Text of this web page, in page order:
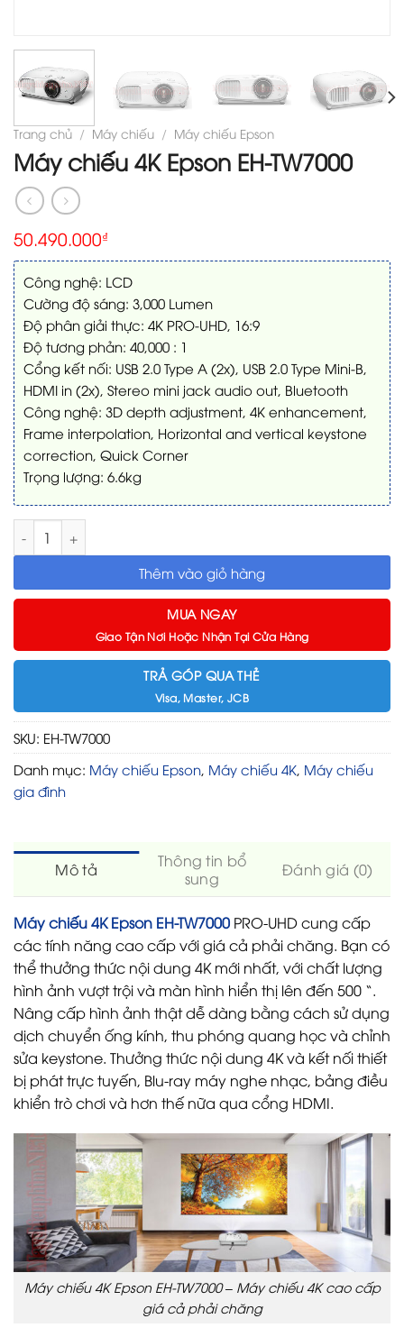
Trang chủ / Máy chiếu / Máy chiếu Epson
Máy chiếu 4K Epson EH-TW7000
50.490.000₫
Công nghệ: LCD
Cường độ sáng: 3,000 Lumen
Độ phân giải thực: 4K PRO-UHD, 16:9
Độ tương phản: 40,000 : 1
Cổng kết nối: USB 2.0 Type A (2x), USB 2.0 Type Mini-B,
HDMI in (2x), Stereo mini jack audio out, Bluetooth
Công nghệ: 3D depth adjustment, 4K enhancement,
Frame interpolation, Horizontal and vertical keystone
correction, Quick Corner
Trọng lượng: 6.6kg
Máy chiếu 4K Epson EH-TW7000 số lượng
Thêm vào giỏ hàng
MUA NGAY
Giao Tận Nơi Hoặc Nhận Tại Cửa Hàng
TRẢ GÓP QUA THẺ
Visa, Master, JCB
SKU: EH-TW7000
Danh mục: Máy chiếu Epson Máy chiếu 4K Máy chiếu
gia đình
Mô tả
Thông tin bổ
sung
Đánh giá (0)
Máy chiếu 4K Epson EH-TW7000 PRO-UHD cung cấp
các tính năng cao cấp với giá cả phải chăng. Bạn có
thể thưởng thức nội dung 4K mới nhất, với chất lượng
hình ảnh vượt trội và màn hình hiển thị lên đến 500 “.
Nâng cấp hình ảnh thật dễ dàng bằng cách sử dụng
dịch chuyển ống kính, thu phóng quang học và chỉnh
sửa keystone. Thưởng thức nội dung 4K và kết nối thiết
bị phát trực tuyến, Blu-ray máy nghe nhạc, bảng điều
khiển trò chơi và hơn thế nữa qua cổng HDMI.
Máy chiếu 4K Epson EH-TW7000 – Máy chiếu 4K cao cấp
giá cả phải chăng